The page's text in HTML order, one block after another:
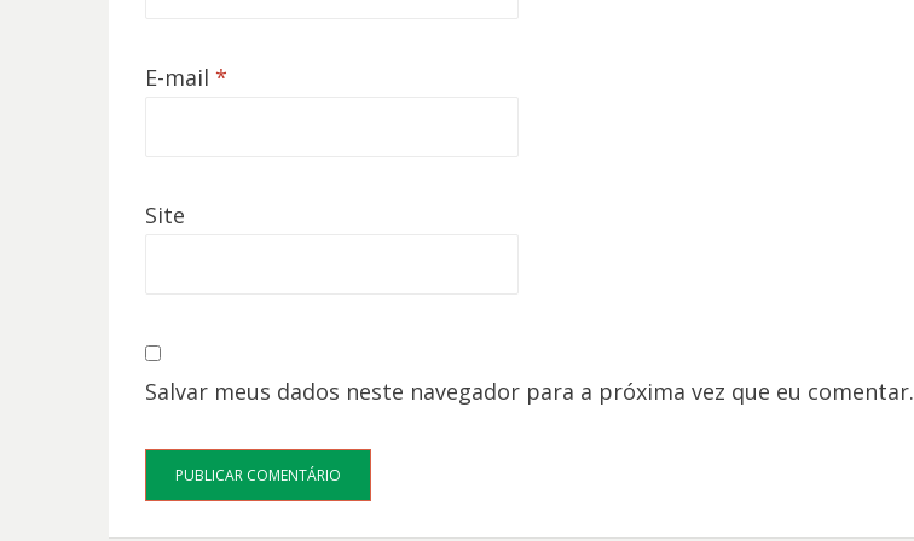
E-mail *
Site
Salvar meus dados neste navegador para a próxima vez que eu comentar.